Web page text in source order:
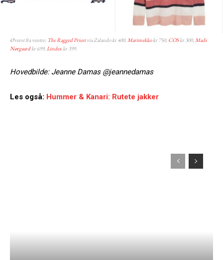
Øverst fra ventre: The Ragged Priestvia Zalando kr 400, Marimekkokr 750, COSkr 300, Mads
Nørgaardkr 699, Lindexkr 399.
Hovedbilde: Jeanne Damas @jeannedamas
Les også: Hummer & Kanari: Rutete jakker